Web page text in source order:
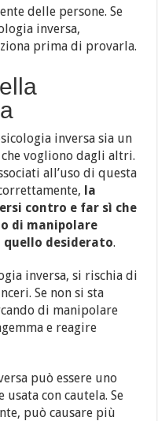
delle persone. Se
inversa,
prima di provarla.
inversa sia un
vogliono dagli altri.
all’uso di questa
la
contro e far sì che
di manipolare
quello desiderato.
inversa, si rischia di
Se non si sta
di manipolare
e reagire
può essere uno
con cautela. Se
può causare più